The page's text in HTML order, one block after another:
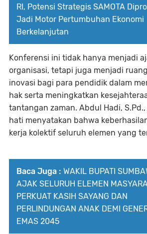
RI, Potensi Strategis SAMOTA
Jadi Motor Pertumbuhan Ekonomi
Berkelanjutan
Konferensi ini tidak hanya menjadi
organisasi, tetapi juga menjadi
inovasi bagi para pendidik dalam
hak serta meningkatkan
tantangan zaman. Abdul Hadi,
hati menyatakan bahwa
kerja kolektif seluruh elemen yang
Baca Juga : WAKIL BUPATI
AJAK SELURUH ELEMEN
PERKUAT KASIH SAYANG DAN
PERLINDUNGAN ANAK DEMI
EMAS 2045